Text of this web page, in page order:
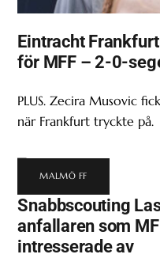
Eintracht
för MFF – 2-0-
PLUS. Zecira Musovic
när Frankfurt tryckte på.
MALMÖ FF
Snabbscouting
anfallaren som
intresserade av